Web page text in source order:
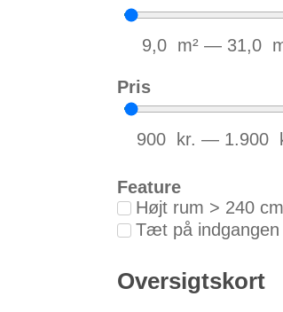
9,0 m² — 31,0
Pris
900 kr. — 1.900
Feature
Højt rum > 240 cm
Tæt på indgangen
Oversigtskort